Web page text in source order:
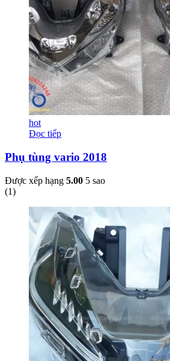
hot
Đọc tiếp
Phụ tùng vario 2018
Được xếp hạng 5.00 5 sao
(1)